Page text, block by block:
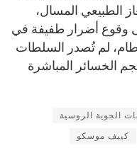
الطبيعي المسال،
وقوع أضرار طفيفة في
لم تُصدر السلطات
الخسائر المباشرة
الجوية الروسية
كييف موسكو